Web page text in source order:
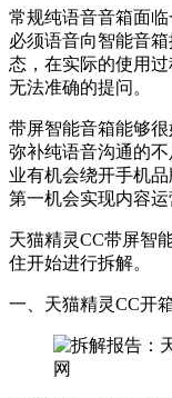
常规纯语音音箱面
必须语音向智能音
态，在实际的使用
无法准确的提问。
带屏智能音箱能够
弥补纯语音沟通的
业有机会绕开手机
第一机会实现内容运
天猫精灵CC带屏智
住开始进行拆解。
一、天猫精灵CC开